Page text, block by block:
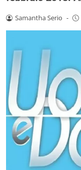
Samantha Serio -